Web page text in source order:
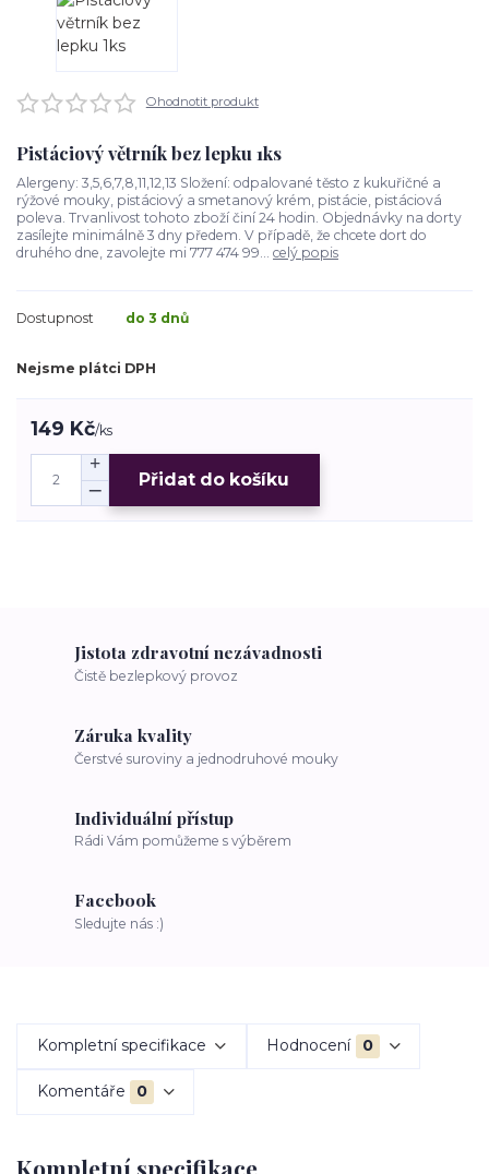
Ohodnotit produkt
Pistáciový větrník bez lepku 1ks
Alergeny: 3,5,6,7,8,11,12,13 Složení: odpalované těsto z kukuřičné a
rýžové mouky, pistáciový a smetanový krém, pistácie, pistáciová
poleva. Trvanlivost tohoto zboží činí 24 hodin. Objednávky na dorty
zasílejte minimálně 3 dny předem. V případě, že chcete dort do
druhého dne, zavolejte mi 777 474 99... celý popis
Dostupnost do 3 dnů
Nejsme plátci DPH
149 Kč/ks
Přidat do košíku
Jistota zdravotní nezávadnosti
Čistě bezlepkový provoz
Záruka kvality
Čerstvé suroviny a jednodruhové mouky
Individuální přístup
Rádi Vám pomůžeme s výběrem
Facebook
Sledujte nás :)
Kompletní specifikace Hodnocení 0
Komentáře 0
Kompletní specifikace